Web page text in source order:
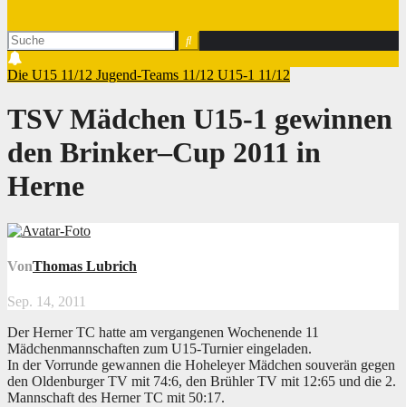
Die U15 11/12 Jugend-Teams 11/12 U15-1 11/12
TSV Mädchen U15-1 gewinnen
den Brinker–Cup 2011 in
Herne
VonThomas Lubrich
Sep. 14, 2011
Der Herner TC hatte am vergangenen Wochenende 11
Mädchenmannschaften zum U15-Turnier eingeladen.
In der Vorrunde gewannen die Hoheleyer Mädchen souverän gegen
den Oldenburger TV mit 74:6, den Brühler TV mit 12:65 und die 2.
Mannschaft des Herner TC mit 50:17.